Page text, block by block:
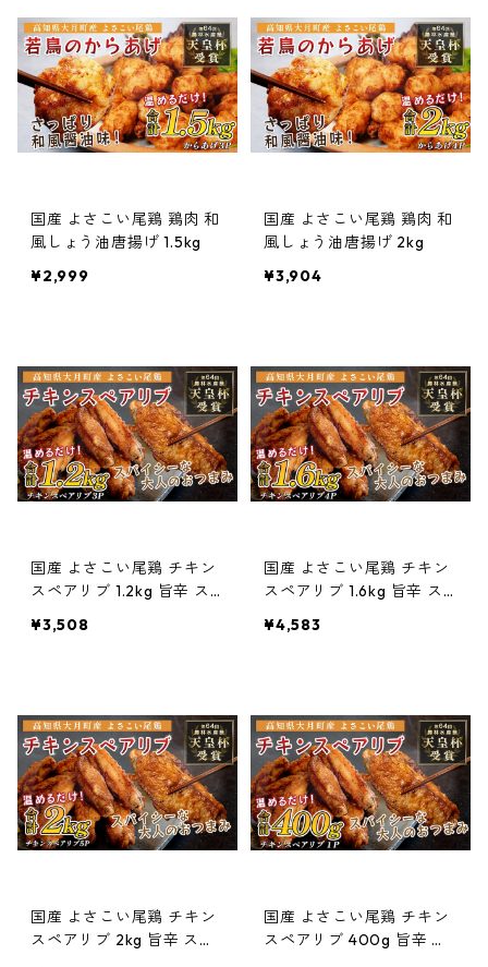
国産 よさこい尾鶏 鶏肉 和
風しょう油唐揚げ 1.5kg
¥2,999
国産 よさこい尾鶏 鶏肉 和
風しょう油唐揚げ 2kg
¥3,904
国産 よさこい尾鶏 チキン
スペアリブ 1.2kg 旨辛 ス
ール おつまみ 晩酌 酒の肴
鶏肉 フライドチキン 冷凍
高知県 大月町
¥3,508
国産 よさこい尾鶏 チキン
スペアリブ 1.6kg 旨辛 ス
ール おつまみ 晩酌 酒の肴
鶏肉 フライドチキン 冷凍
高知県 大月町
¥4,583
国産 よさこい尾鶏 チキン
スペアリブ 2kg 旨辛 スパ
国産 よさこい尾鶏 チキン
スペアリブ 400g 旨辛 ス